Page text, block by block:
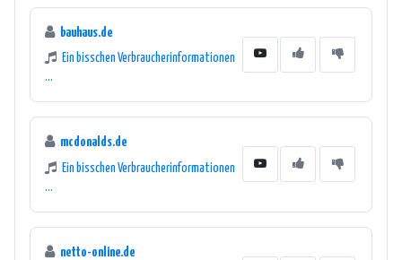
bauhaus.de
Ein bisschen Verbraucherinformationen
...
mcdonalds.de
Ein bisschen Verbraucherinformationen
...
netto-online.de